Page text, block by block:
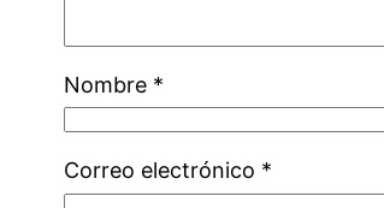
Nombre *
Correo electrónico *